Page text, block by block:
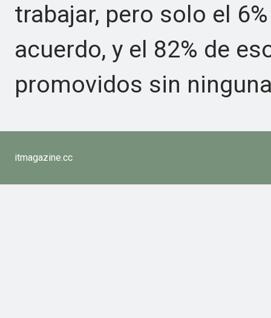
trabajar, pero solo el
acuerdo, y el 82% de
promovidos sin
itmagazine.cc